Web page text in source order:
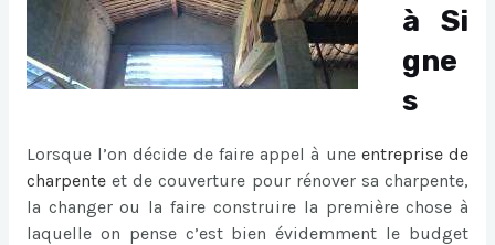
à Si
gne
s
Lorsque l’on décide de faire appel à une entreprise de
charpenteet de couverture pour rénover sa charpente,
la changer ou la faire construire la première chose à
laquelle on pense c’est bien évidemment le budget